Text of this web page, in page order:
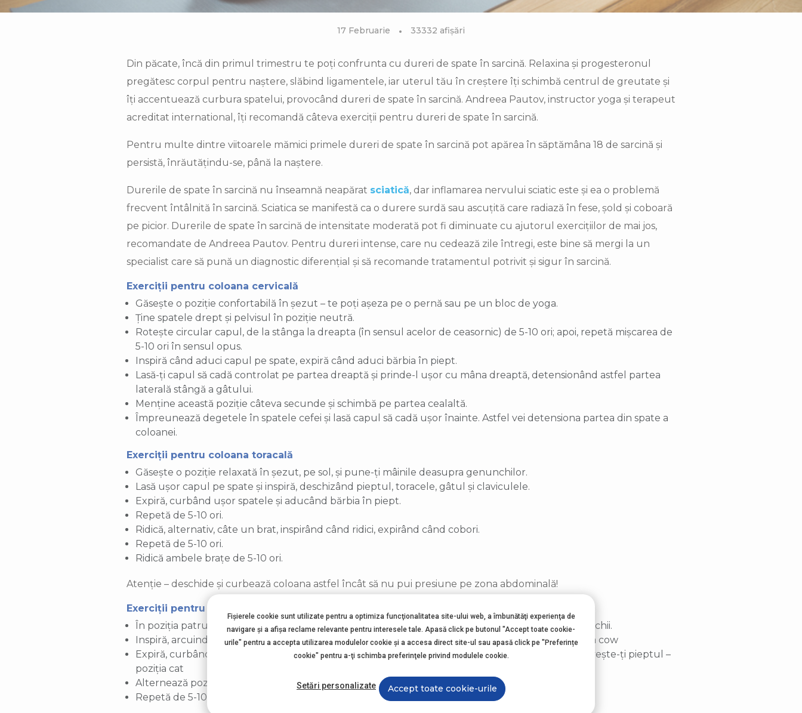
17 Februarie 33332 afișări
Din păcate, încă din primul trimestru te poți confrunta cu dureri de spate în sarcină. Relaxina și progesteronul
pregătesc corpul pentru naștere, slăbind ligamentele, iar uterul tău în creștere îți schimbă centrul de greutate și
îți accentuează curbura spatelui, provocând dureri de spate în sarcină. Andreea Pautov, instructor yoga și terapeut
acreditat international, îți recomandă câteva exerciții pentru dureri de spate în sarcină.
Pentru multe dintre viitoarele mămici primele dureri de spate în sarcină pot apărea în săptămâna 18 de sarcină și
persistă, înrăutățindu-se, până la naștere.
Durerile de spate în sarcină nu înseamnă neapărat sciatică, dar inflamarea nervului sciatic este și ea o problemă
frecvent întâlnită în sarcină. Sciatica se manifestă ca o durere surdă sau ascuțită care radiază în fese, șold și coboară
pe picior. Durerile de spate în sarcină de intensitate moderată pot fi diminuate cu ajutorul exercițiilor de mai jos,
recomandate de Andreea Pautov. Pentru dureri intense, care nu cedează zile întregi, este bine să mergi la un
specialist care să pună un diagnostic diferențial și să recomande tratamentul potrivit și sigur în sarcină.
Exerciții pentru coloana cervicală
Găsește o poziție confortabilă în șezut – te poți așeza pe o pernă sau pe un bloc de yoga.
Ține spatele drept și pelvisul în poziție neutră.
Rotește circular capul, de la stânga la dreapta (în sensul acelor de ceasornic) de 5-10 ori; apoi, repetă mișcarea de
5-10 ori în sensul opus.
Inspiră când aduci capul pe spate, expiră când aduci bărbia în piept.
Lasă-ți capul să cadă controlat pe partea dreaptă și prinde-l ușor cu mâna dreaptă, detensionând astfel partea
laterală stângă a gâtului.
Menține această poziție câteva secunde și schimbă pe partea cealaltă.
Împreunează degetele în spatele cefei și lasă capul să cadă ușor înainte. Astfel vei detensiona partea din spate a
coloanei.
Exerciții pentru coloana toracală
Găsește o poziție relaxată în șezut, pe sol, și pune-ți mâinile deasupra genunchilor.
Lasă ușor capul pe spate și inspiră, deschizând pieptul, toracele, gâtul și claviculele.
Expiră, curbând ușor spatele și aducând bărbia în piept.
Repetă de 5-10 ori.
Ridică, alternativ, câte un brat, inspirând când ridici, expirând când cobori.
Repetă de 5-10 ori.
Ridică ambele brațe de 5-10 ori.
Atenție – deschide și curbează coloana astfel încât să nu pui presiune pe zona abdominală!
Exerciții pentru coloana vertebrala - Cat & Cow
În poziția patruped, ține umerii deasupra încheieturilor de la mâini, iar șoldurile în linie cu genunchii.
Inspiră, arcuindu-ți spatele. Uită-te în sus și împinge-ți abdomenul în față și umerii înapoi – poziția cow
Expiră, curbându-ți spatele. Nu contracta burtica! Împinge omoplații către tavan ca o pisică și privește-ți pieptul –
poziția cat
Alternează poziția cow și poziția cat în timp ce inspiri și expiri.
Repetă de 5-10 ori.
Fișierele cookie sunt utilizate pentru a optimiza funcţionalitatea site-ului web, a îmbunătăţi experienţa de
navigare şi a afişa reclame relevante pentru interesele tale. Apasă click pe butonul "Accept toate cookie-
urile" pentru a accepta utilizarea modulelor cookie şi a accesa direct site-ul sau apasă click pe "Preferințe
cookie" pentru a-ţi schimba preferinţele privind modulele cookie.
Setări personalizate Accept toate cookie-urile